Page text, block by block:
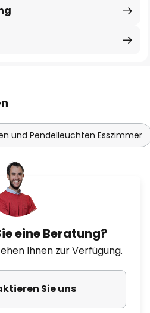
und Pendelleuchten Esszimmer
eine Beratung?
Ihnen zur Verfügung.
Sie uns